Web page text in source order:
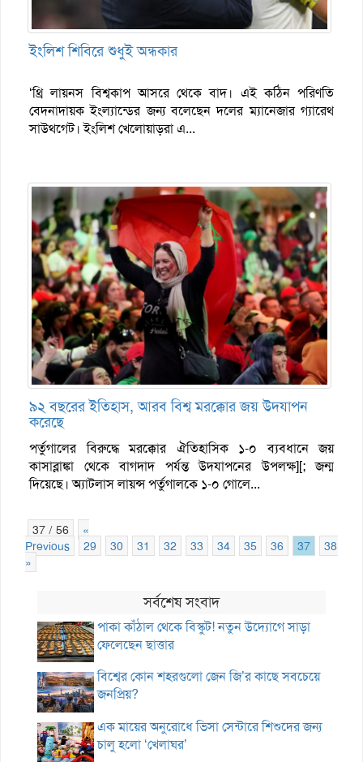
ইংলিশ শিবিরে শুধুই অন্ধকার
‘থ্রি লায়নস বিশ্বকাপ আসরে থেকে বাদ। এই কঠিন পরিণতি
বেদনাদায়ক ইংল্যান্ডের জন্য বলেছেন দলের ম্যানেজার গ্যারেথ
সাউথগেট। ইংলিশ খেলোয়াড়রা এ...
৯২ বছরের ইতিহাস, আরব বিশ্ব মরক্কোর জয় উদযাপন
করেছে
পর্তুগালের বিরুদ্ধে মরক্কোর ঐতিহাসিক ১-০ ব্যবধানে জয়
কাসাব্লাঙ্কা থেকে বাগদাদ পর্যন্ত উদযাপনের উপলক্ষ][; জন্ম
দিয়েছে। অ্যাটলাস লায়ন্স পর্তুগালকে ১-০ গোলে...
37 / 56
«
Previous
29 30 31 32 33 34 35 36 37 38
»
সর্বশেষ সংবাদ
পাকা কাঁঠাল থেকে বিস্কুট! নতুন উদ্যোগে সাড়া
ফেলেছেন ছাত্তার
বিশ্বের কোন শহরগুলো জেন জি’র কাছে সবচেয়ে
জনপ্রিয়?
এক মায়ের অনুরোধে ভিসা সেন্টারে শিশুদের জন্য
চালু হলো ‘খেলাঘর’